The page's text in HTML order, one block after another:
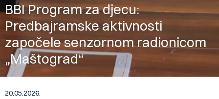
BBI Program za djecu:
Predbajramske aktivnosti
započele senzornom radionicom
„Maštograd“
20.05.2026.